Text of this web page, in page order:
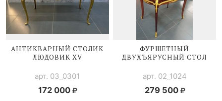
АНТИКВАРНЫЙ СТОЛИК
ЛЮДОВИК XV
арт. 03_0301
172 000
ФУРШЕТНЫЙ
ДВУХЪЯРУСНЫЙ СТОЛ
арт. 02_1024
279 500